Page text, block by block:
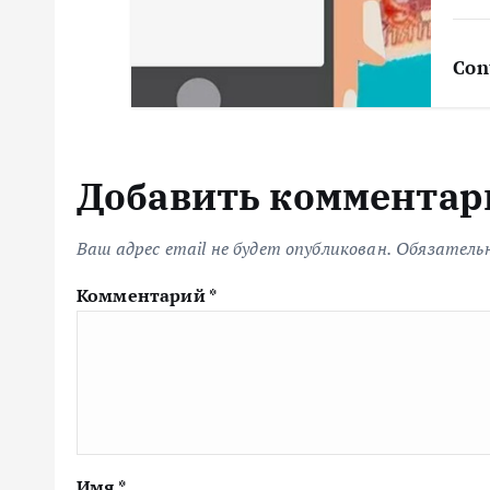
Добавить
Ваш адрес email не будет опубликован.
Комментарий*